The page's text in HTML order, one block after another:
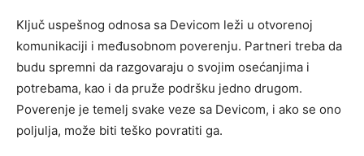
Ključ uspešnog odnosa sa Devicom leži u otvorenoj
komunikaciji i međusobnom poverenju. Partneri treba da
budu spremni da razgovaraju o svojim osećanjima i
potrebama, kao i da pruže podršku jedno drugom.
Poverenje je temelj svake veze sa Devicom, i ako se ono
poljulja, može biti teško povratiti ga.